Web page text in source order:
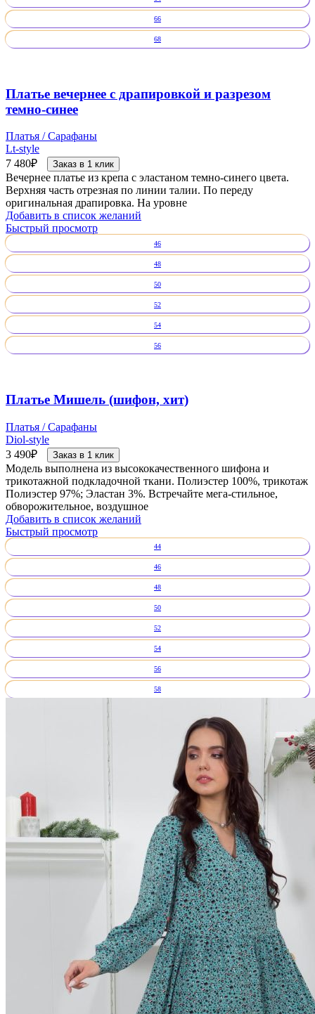
66
68
Платье вечернее с драпировкой и разрезом
темно-синее
Платья / Сарафаны
Lt-style
7 480₽ Заказ в 1 клик
Вечернее платье из крепа с эластаном темно-синего цвета.
Верхняя часть отрезная по линии талии. По переду
оригинальная драпировка. На уровне
Добавить в список желаний
Быстрый просмотр
46
48
50
52
54
56
Платье Мишель (шифон, хит)
Платья / Сарафаны
Diol-style
3 490₽ Заказ в 1 клик
Модель выполнена из высококачественного шифона и
трикотажной подкладочной ткани. Полиэстер 100%, трикотаж
Полиэстер 97%; Эластан 3%. Встречайте мега-стильное,
обворожительное, воздушное
Добавить в список желаний
Быстрый просмотр
44
46
48
50
52
54
56
58